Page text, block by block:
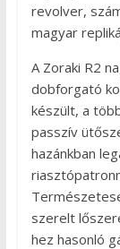
revolver,
magyar
A Zoraki R2
dobforgató
készült, a
passzív
hazánkban
szerelt
hez hasonló